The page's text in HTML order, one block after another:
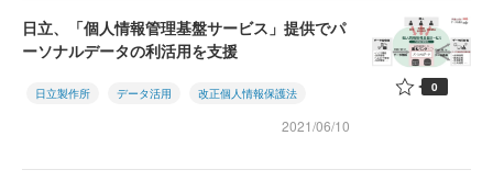
日立、「個人情報管理基盤サービス」提供でパ
ーソナルデータの利活用を支援
日立製作所 データ活用 改正個人情報保護法
2021/06/10
0